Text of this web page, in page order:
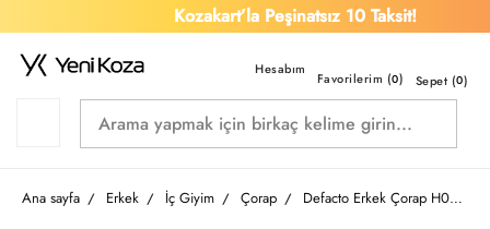
Kozakart’la Peşinatsız 10 Taksit!
Favorilerim (0) Sepet (0)
Ana sayfa Erkek İç Giyim Çorap Defacto Erkek Çorap H0714AX/BK23